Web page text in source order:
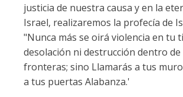
justicia de nuestra causa y en la
Israel, realizaremos la profecía de
"Nunca más se oirá violencia en tu
desolación ni destrucción dentro de
fronteras; sino Llamarás a tus
a tus puertas Alabanza.'